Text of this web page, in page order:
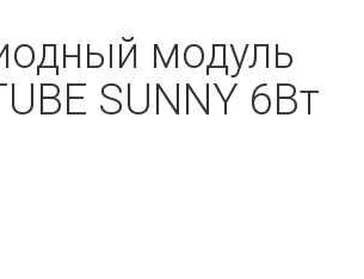
модуль
SUNNY 6Вт